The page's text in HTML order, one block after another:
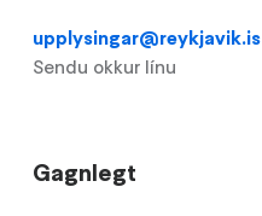
upplysingar@reykjavik.is
Sendu okkur línu
Gagnlegt